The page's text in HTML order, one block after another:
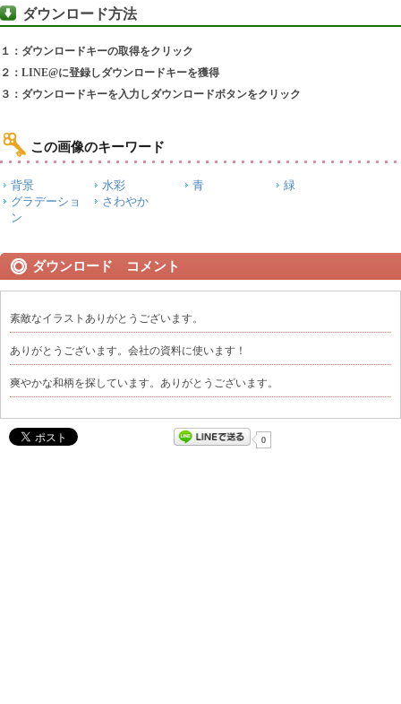
ダウンロード方法
１：ダウンロードキーの取得をクリック
２：LINE@に登録しダウンロードキーを獲得
３：ダウンロードキーを入力しダウンロードボタンをクリック
この画像のキーワード
背景 水彩 青
緑
グラデーショ
ン
さわやか
ダウンロード コメント
素敵なイラストありがとうございます。
ありがとうございます。会社の資料に使います！
爽やかな和柄を探しています。ありがとうございます。
0